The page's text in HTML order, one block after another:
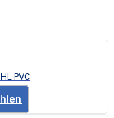
PVC